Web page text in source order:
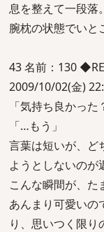
息を整えて一段落。
腕枕の状態でいと
43 名前：130
2009/10/02(金)
「気持ち良かった
「…もう」
言葉は短いが、ど
ようとしないのが
こんな瞬間が、た
あんまり可愛いの
り、思いつく限り